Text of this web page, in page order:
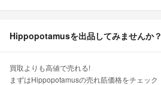
Hippopotamusを出品してみませんか？
買取よりも高値で売れる!
まずはHippopotamusの売れ筋価格をチェック